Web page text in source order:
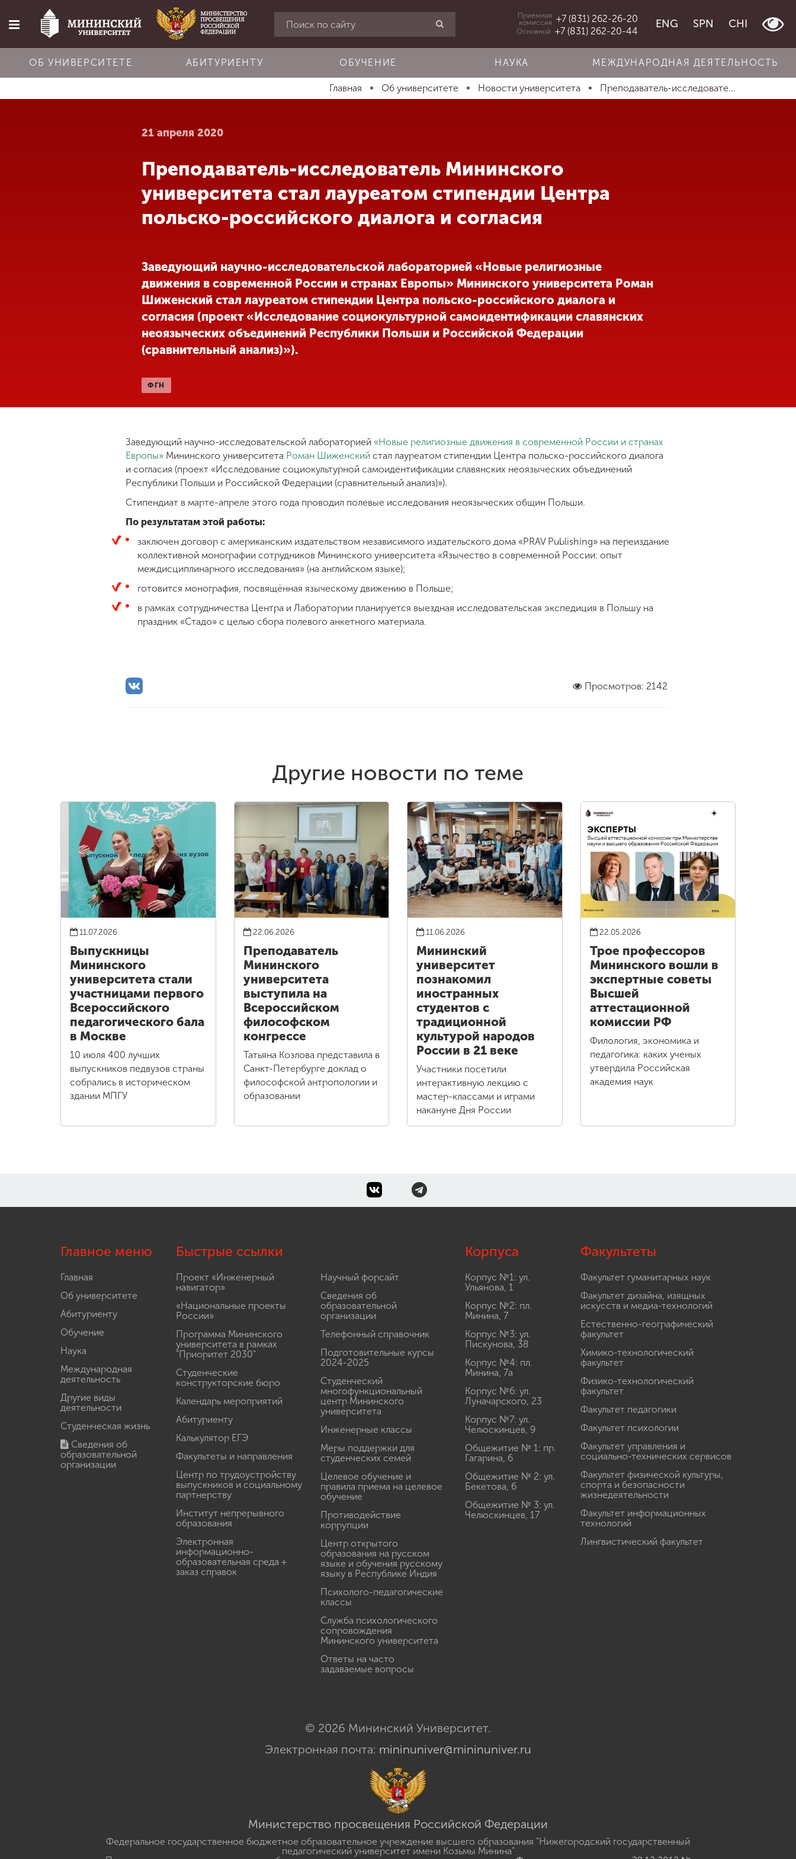
Главная
Приемная
комиссия +7 (831) 262-26-20
Основной +7 (831) 262-20-44
ENG SPN CHI
ОБ УНИВЕРСИТЕТЕ АБИТУРИЕНТУ ОБУЧЕНИЕ НАУКА МЕЖДУНАРОДНАЯ ДЕЯТЕЛЬНОСТЬ
Главная Об университете Новости университета Преподаватель-исследовате...
21 апреля 2020
Преподаватель-исследователь Мининского
университета стал лауреатом стипендии Центра
польско-российского диалога и согласия
Заведующий научно-исследовательской лабораторией «Новые религиозные
движения в современной России и странах Европы» Мининского университета Роман
Шиженский стал лауреатом стипендии Центра польско-российского диалога и
согласия (проект «Исследование социокультурной самоидентификации славянских
неоязыческих объединений Республики Польши и Российской Федерации
(сравнительный анализ)»).
ФГН
Заведующий научно-исследовательской лабораторией «Новые религиозные движения в современной России и странах
Европы» Мининского университета Роман Шиженский стал лауреатом стипендии Центра польско-российского диалога
и согласия (проект «Исследование социокультурной самоидентификации славянских неоязыческих объединений
Республики Польши и Российской Федерации (сравнительный анализ)»).
Стипендиат в марте-апреле этого года проводил полевые исследования неоязыческих общин Польши.
По результатам этой работы:
заключен договор с американским издательством независимого издательского дома «PRAV Publishing» на переиздание
коллективной монографии сотрудников Мининского университета «Язычество в современной России: опыт
междисциплинарного исследования» (на английском языке);
готовится монография, посвящённая языческому движению в Польше;
в рамках сотрудничества Центра и Лаборатории планируется выездная исследовательская экспедиция в Польшу на
праздник «Стадо» с целью сбора полевого анкетного материала.
Просмотров: 2142
Другие новости по теме
11.07.2026
Выпускницы
Мининского
университета стали
участницами первого
Всероссийского
педагогического бала
в Москве
10 июля 400 лучших
выпускников педвузов страны
собрались в историческом
здании МПГУ
22.06.2026
Преподаватель
Мининского
университета
выступила на
Всероссийском
философском
конгрессе
Татьяна Козлова представила в
Санкт-Петербурге доклад о
философской антропологии и
образовании
11.06.2026
Мининский
университет
познакомил
иностранных
студентов с
традиционной
культурой народов
России в 21 веке
Участники посетили
интерактивную лекцию с
мастер-классами и играми
накануне Дня России
22.05.2026
Трое профессоров
Мининского вошли в
экспертные советы
Высшей
аттестационной
комиссии РФ
Филология, экономика и
педагогика: каких ученых
утвердила Российская
академия наук
Главное меню
Главная
Об университете
Абитуриенту
Обучение
Наука
Международная
деятельность
Другие виды
деятельности
Студенческая жизнь
Сведения об
образовательной
организации
Быстрые ссылки
Проект «Инженерный
навигатор»
«Национальные проекты
России»
Программа Мининского
университета в рамках
"Приоритет 2030"
Студенческие
конструкторские бюро
Календарь мероприятий
Абитуриенту
Калькулятор ЕГЭ
Факультеты и направления
Центр по трудоустройству
выпускников и социальному
партнерству
Институт непрерывного
образования
Электронная
информационно-
образовательная среда +
заказ справок
Научный форсайт
Сведения об
образовательной
организации
Телефонный справочник
Подготовительные курсы
2024-2025
Студенческий
многофункциональный
центр Мининского
университета
Инженерные классы
Меры поддержки для
студенческих семей
Целевое обучение и
правила приема на целевое
обучение
Противодействие
коррупции
Центр открытого
образования на русском
языке и обучения русскому
языку в Республике Индия
Психолого-педагогические
классы
Служба психологического
сопровождения
Мининского университета
Ответы на часто
задаваемые вопросы
Корпуса
Корпус №1: ул.
Ульянова, 1
Корпус №2: пл.
Минина, 7
Корпус №3: ул.
Пискунова, 38
Корпус №4: пл.
Минина, 7а
Корпус №6: ул.
Луначарского, 23
Корпус №7: ул.
Челюскинцев, 9
Общежитие № 1: пр.
Гагарина, 6
Общежитие № 2: ул.
Бекетова, 6
Общежитие № 3: ул.
Челюскинцев, 17
Факультеты
Факультет гуманитарных наук
Факультет дизайна, изящных
искусств и медиа-технологий
Естественно-географический
факультет
Химико-технологический
факультет
Физико-технологический
факультет
Факультет педагогики
Факультет психологии
Факультет управления и
социально-технических сервисов
Факультет физической культуры,
спорта и безопасности
жизнедеятельности
Факультет информационных
технологий
Лингвистический факультет
© 2026 Мининский Университет.
Электронная почта: mininuniver@mininuniver.ru
Министерство просвещения Российской Федерации
Федеральное государственное бюджетное образовательное учреждение высшего образования "Нижегородский государственный
педагогический университет имени Козьмы Минина"